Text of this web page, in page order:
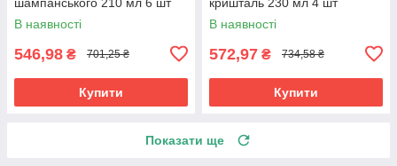
(440475-6)
В наявності
546,98 ₴ 701,25 ₴
Купити
(DSJ0223)
В наявності
572,97 ₴ 734,58 ₴
Купити
Показати ще